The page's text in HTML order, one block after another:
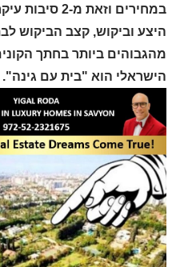
במחירים וזאת
היצע וביקוש, קצב הביקוש
מהגבוהים ביותר בחתך
הישראלי הוא "בית עם גינה".